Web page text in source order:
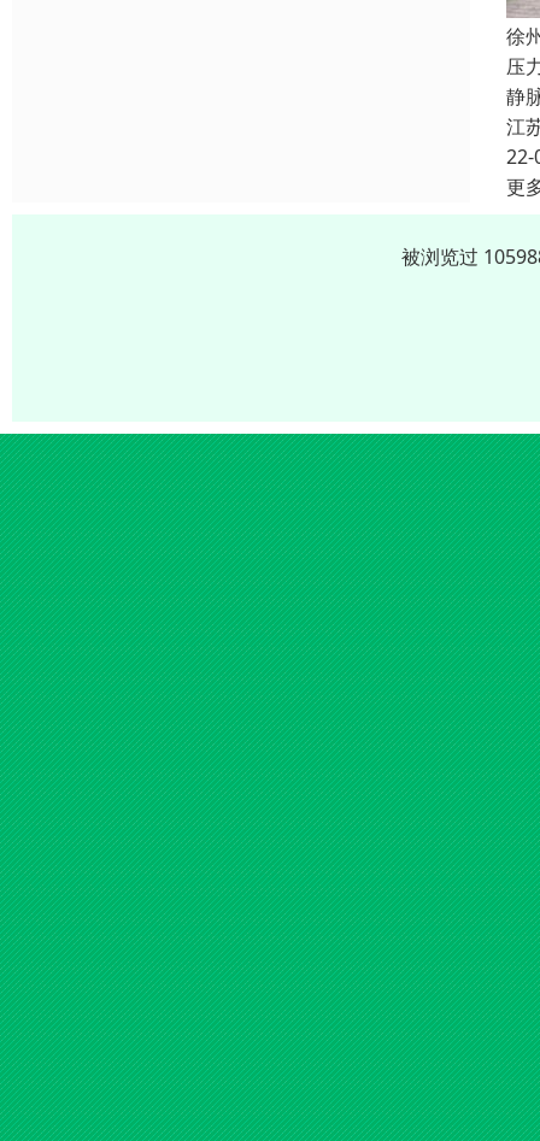
徐
压
静
江
22-
更
被浏览过